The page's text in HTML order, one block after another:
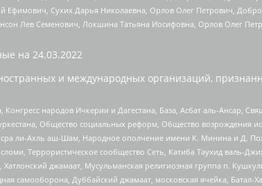
Сухих Дарья Николаевна, Орлов Олег Петрович,
Лев Семенович, Локшина Татьяна Иосифовна, Орлов Олег
на 24.03.2022
и международных организаций,
народов Ичкерии и Дагестана, База, Асбат аль-Ансар,
Общество социальных реформ, Общество возрождения
ли-Ахль аш-Шам, Народное ополчение имени К. Минина и Д.
Террористическое сообщество Сеть, Катиба Таухид валь-
джамаат, Мусульманская религиозная группа п.
самооборона, Дуббайский джамаат, московская ячейка,